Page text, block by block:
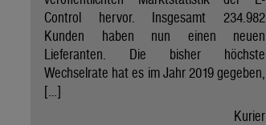
Control hervor. Insgesamt 234.982
Kunden haben nun einen neuen
Lieferanten. Die bisher höchste
Wechselrate hat es im Jahr 2019 gegeben,
[…]
Kurier